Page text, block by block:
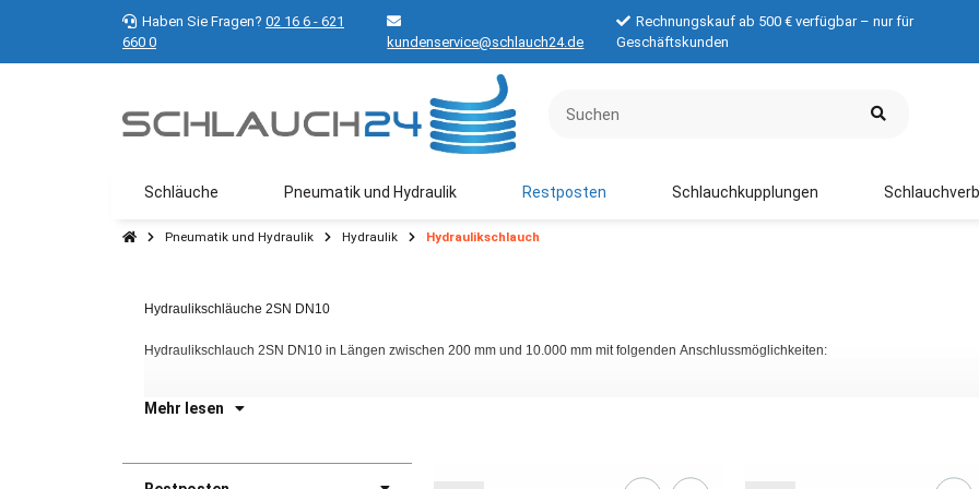
Haben Sie Fragen? 02 16 6 - 621
660 0
kundenservice@schlauch24.de
Rechnungskauf ab 500 € verfügbar – nur für
Geschäftskunden
Schläuche Pneumatik und Hydraulik Restposten Schlauchkupplungen
Pneumatik und Hydraulik Hydraulik Hydraulikschlauch
Hydraulikschläuche 2SN DN10
Hydraulikschlauch 2SN DN10 in Längen zwischen 200 mm und 10.000 mm mit folgenden Anschlussmöglichkeiten:
Mehr lesen